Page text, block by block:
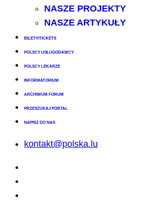
NASZE PROJEKTY
NASZE ARTYKUŁY
BILETY/TICKETS
POLSCY USŁUGODAWCY
POLSCY LEKARZE
INFORMATORIUM
ARCHIWUM FORUM
PRZESZUKAJ PORTAL
NAPISZ DO NAS
kontakt@polska.lu